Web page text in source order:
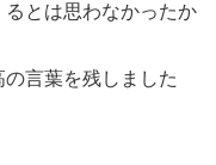
とは思わなかったか
言葉を残しました